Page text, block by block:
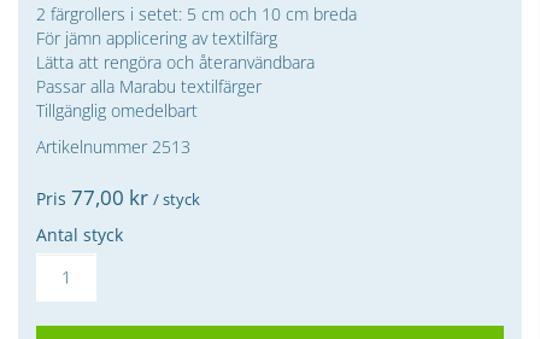
2 färgrollers i setet: 5 cm och 10 cm breda
För jämn applicering av textilfärg
Lätta att rengöra och återanvändbara
Passar alla Marabu textilfärger
Tillgänglig omedelbart
Artikelnummer 2513
Pris 77,00 kr / styck
Antal styck